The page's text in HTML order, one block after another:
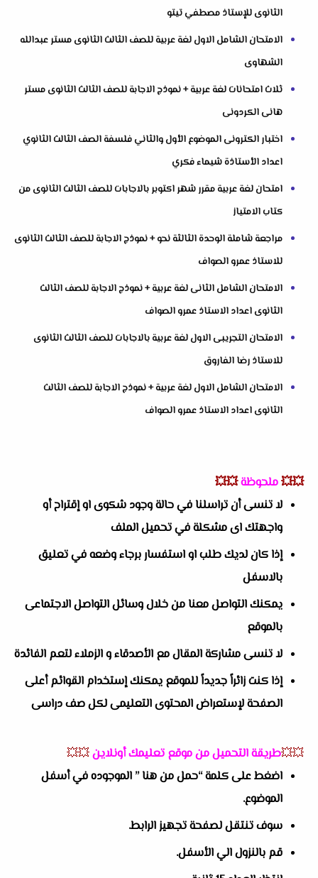
الثانوى للإستاذ مصطفي تيتو
الامتحان الشامل الاول لغة عربية للصف الثالث الثانوى مستر عبدالله
الشهاوى
ثلاث امتحانات لغة عربية + نموذج الاجابة للصف الثالث الثانوى مستر
هانى الكردونى
اختبار الكترونى الموضوع الأول والثاني فلسفة الصف الثالث الثانوي
اعداد الأستاذة شيماء فكري
امتحان لغة عربية مقرر شهر اكتوبر بالاجابات للصف الثالث الثانوى من
كتاب الامتياز
مراجعة شاملة الوحدة الثالثة نحو + نموذج الاجابة للصف الثالث الثانوى
للاستاذ عمرو الصواف
الامتحان الشامل الثانى لغة عربية + نموذج الاجابة للصف الثالث
الثانوى اعداد الاستاذ عمرو الصواف
الامتحان التجريبى الاول لغة عربية بالاجابات للصف الثالث الثانوى
للاستاذ رضا الفاروق
الامتحان الشامل الاول لغة عربية + نموذج الاجابة للصف الثالث
الثانوى اعداد الاستاذ عمرو الصواف
💥💥ملحوظة💥💥
لا تنسى أن تراسلنا في حالة وجود شكوى او إقتراح أو
واجهتك اى مشكلة في تحميل الملف
إذا كان لديك طلب او استفسار برجاء وضعه في تعليق
بالاسفل
يمكنك التواصل معنا من خلال وسائل التواصل الاجتماعى
بالموقع
لا تنسى مشاركة المقال مع الأصدقاء و الزملاء لتعم الفائدة
إذا كنت زائراً جديداً للموقع يمكنك إستخدام القوائم أعلى
الصفحة لإستعراض المحتوى التعليمى لكل صف دراسى
💥💥طريقة التحميل من موقع تعليمك أونلاين💥💥
اضغط على كلمة “حمل من هنا ” الموجوده في أسفل
الموضوع.
سوف تنتقل لصفحة تجهيز الرابط.
قم بالنزول الي الأسفل.